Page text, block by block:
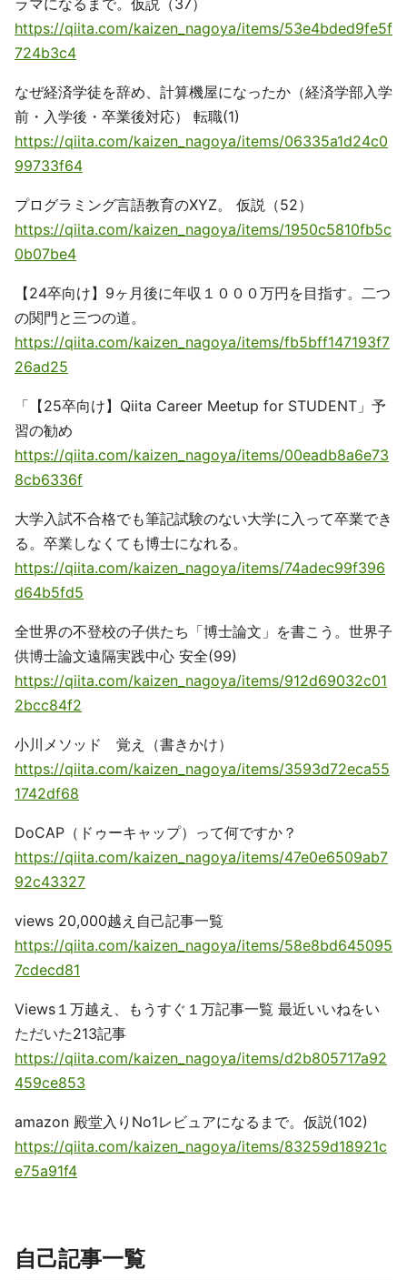
ラマになるまで。仮説（37）
https://qiita.com/kaizen_nagoya/items/53e4bded9fe5f
724b3c4
なぜ経済学徒を辞め、計算機屋になったか（経済学部入学
前・入学後・卒業後対応） 転職(1)
https://qiita.com/kaizen_nagoya/items/06335a1d24c0
99733f64
プログラミング言語教育のXYZ。 仮説（52）
https://qiita.com/kaizen_nagoya/items/1950c5810fb5c
0b07be4
【24卒向け】9ヶ月後に年収１０００万円を目指す。二つ
の関門と三つの道。
https://qiita.com/kaizen_nagoya/items/fb5bff147193f7
26ad25
「【25卒向け】Qiita Career Meetup for STUDENT」予
習の勧め
https://qiita.com/kaizen_nagoya/items/00eadb8a6e73
8cb6336f
大学入試不合格でも筆記試験のない大学に入って卒業でき
る。卒業しなくても博士になれる。
https://qiita.com/kaizen_nagoya/items/74adec99f396
d64b5fd5
全世界の不登校の子供たち「博士論文」を書こう。世界子
供博士論文遠隔実践中心 安全(99)
https://qiita.com/kaizen_nagoya/items/912d69032c01
2bcc84f2
小川メソッド 覚え（書きかけ）
https://qiita.com/kaizen_nagoya/items/3593d72eca55
1742df68
DoCAP（ドゥーキャップ）って何ですか？
https://qiita.com/kaizen_nagoya/items/47e0e6509ab7
92c43327
views 20,000越え自己記事一覧
https://qiita.com/kaizen_nagoya/items/58e8bd645095
7cdecd81
Views１万越え、もうすぐ１万記事一覧 最近いいねをい
ただいた213記事
https://qiita.com/kaizen_nagoya/items/d2b805717a92
459ce853
amazon 殿堂入りNo1レビュアになるまで。仮説(102)
https://qiita.com/kaizen_nagoya/items/83259d18921c
e75a91f4
自己記事一覧